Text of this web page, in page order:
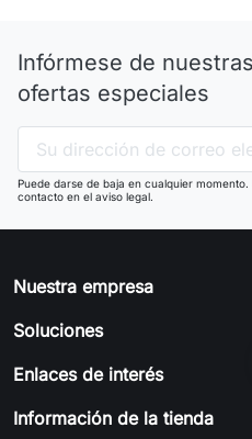
Infórmese de
ofertas especiales
Puede darse de baja en cualquier
contacto en el aviso legal.
Nuestra empresa
Soluciones
Enlaces de interés
Información de la tienda